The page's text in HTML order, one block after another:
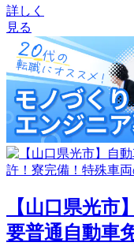
詳しく
見る
【山口県光市
要普通自動車